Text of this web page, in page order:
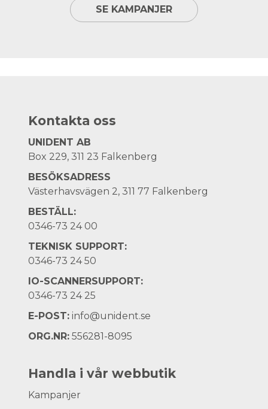
SE KAMPANJER
Kontakta oss
UNIDENT AB
Box 229, 311 23 Falkenberg
BESÖKSADRESS
Västerhavsvägen 2, 311 77 Falkenberg
BESTÄLL:
0346-73 24 00
TEKNISK SUPPORT:
0346-73 24 50
IO-SCANNERSUPPORT:
0346-73 24 25
E-POST: info@unident.se
ORG.NR: 556281-8095
Handla i vår webbutik
Kampanjer